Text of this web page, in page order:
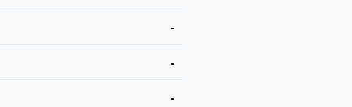
-
-
-